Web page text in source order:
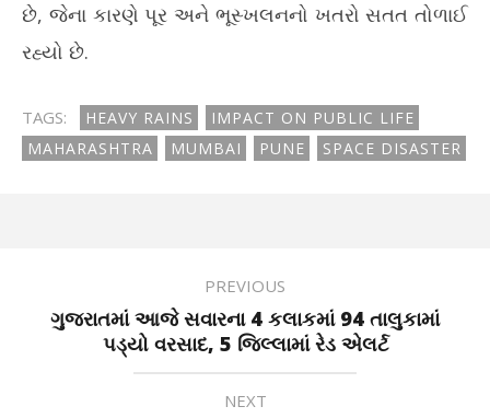
છે, જેના કારણે પૂર અને ભૂસ્ખલનનો ખતરો સતત તોળાઈ
રહ્યો છે.
TAGS: HEAVY RAINS
IMPACT ON PUBLIC LIFE
MAHARASHTRA
MUMBAI PUNE SPACE DISASTER
PREVIOUS
ગુજરાતમાં આજે સવારના 4 કલાકમાં 94 તાલુકામાં
પડ્યો વરસાદ, 5 જિલ્લામાં રેડ એલર્ટ
NEXT